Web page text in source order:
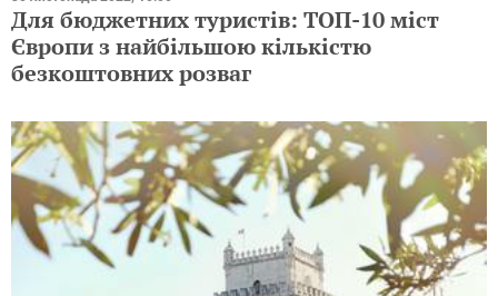
Для бюджетних туристів: ТОП-10 міст
Європи з найбільшою кількістю
безкоштовних розваг